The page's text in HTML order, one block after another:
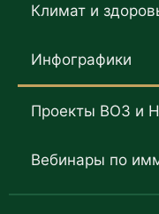
Климат и
Инфографики
Проекты ВОЗ и
Вебинары по